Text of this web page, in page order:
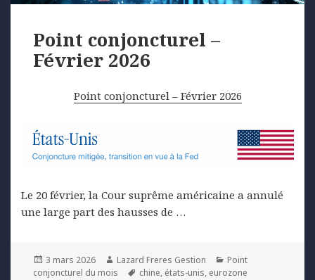
Point conjoncturel –
Février 2026
Point conjoncturel – Février 2026
Le 20 février, la Cour suprême américaine a annulé
une large part des hausses de …
Posted
on
3 mars 2026 Author
Lazard Freres Gestion Categories
Point
conjoncturel du mois
Tags
chine, états-unis, eurozone